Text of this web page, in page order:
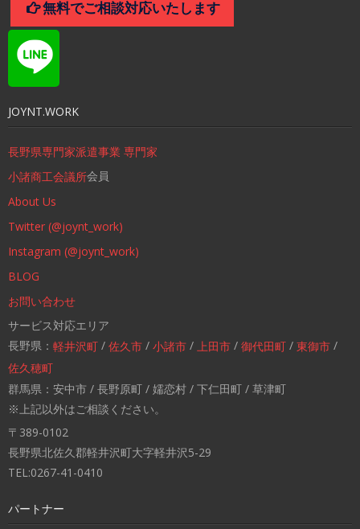
無料でご相談対応いたします
JOYNT.WORK
長野県専門家派遣事業 専門家
小諸商工会議所会員
About Us
Twitter (@joynt_work)
Instagram (@joynt_work)
BLOG
お問い合わせ
サービス対応エリア
長野県： 軽井沢町 / 佐久市 / 小諸市 / 上田市 / 御代田町 / 東御市 /
佐久穂町
群馬県：安中市 / 長野原町 / 嬬恋村 / 下仁田町 / 草津町
※上記以外はご相談ください。
〒389-0102
長野県北佐久郡軽井沢町大字軽井沢5-29
TEL:0267-41-0410
パートナー